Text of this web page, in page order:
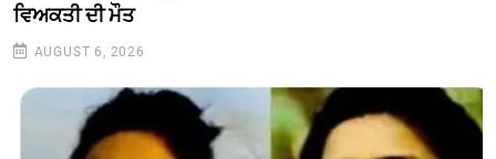
ਵਿਅਕਤੀ ਦੀ ਮੌਤ
AUGUST 6, 2026